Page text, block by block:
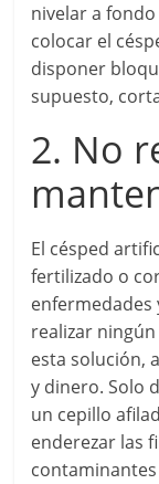
nivelar a
colocar el
disponer
supuesto,
2. No
El césped
fertilizado o
enfermedades
realizar
esta solución,
y dinero. Solo
un cepillo
enderezar las